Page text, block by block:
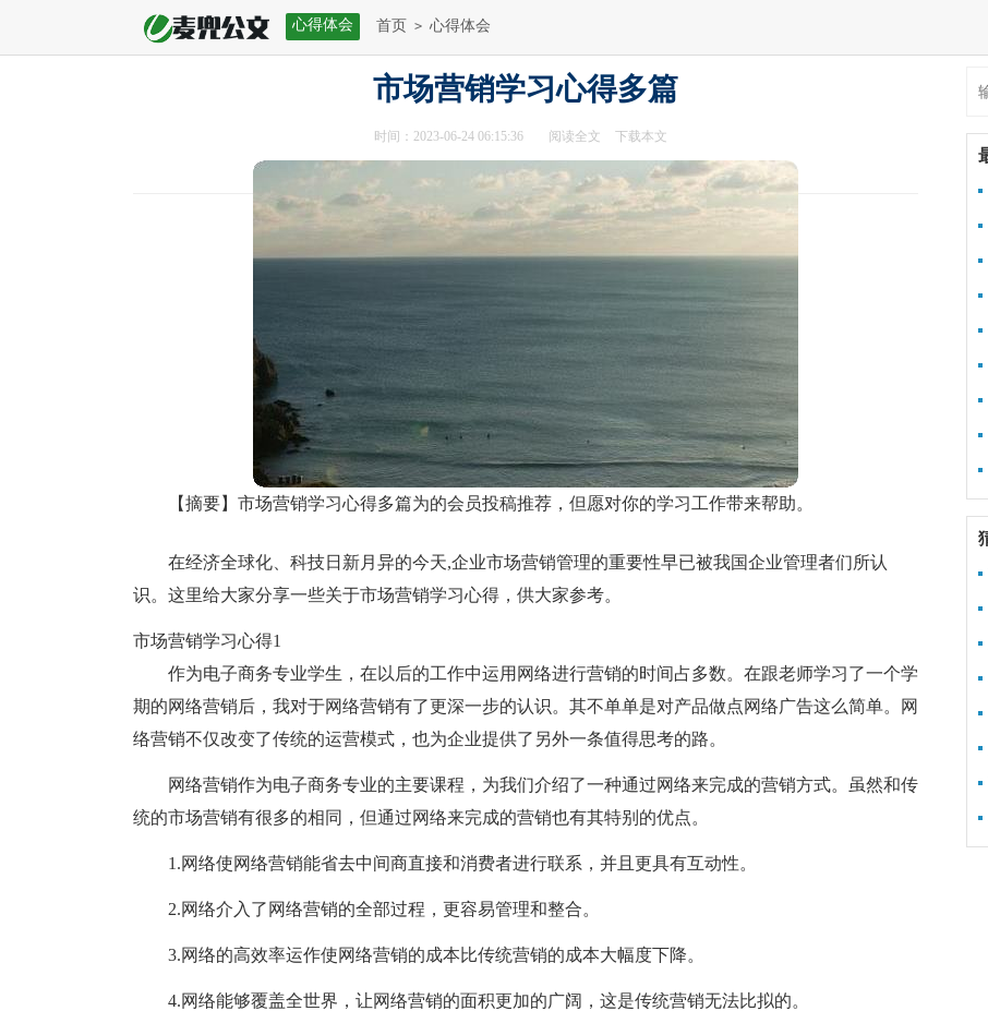
心得体会 首页 > 心得体会
市场营销学习心得多篇
时间：2023-06-24 06:15:36 阅读全文 下载本文
【摘要】市场营销学习心得多篇为的会员投稿推荐，但愿对你的学习工作带来帮助。
在经济全球化、科技日新月异的今天,企业市场营销管理的重要性早已被我国企业管理者们所认
识。这里给大家分享一些关于市场营销学习心得，供大家参考。
市场营销学习心得1
作为电子商务专业学生，在以后的工作中运用网络进行营销的时间占多数。在跟老师学习了一个学
期的网络营销后，我对于网络营销有了更深一步的认识。其不单单是对产品做点网络广告这么简单。网
络营销不仅改变了传统的运营模式，也为企业提供了另外一条值得思考的路。
网络营销作为电子商务专业的主要课程，为我们介绍了一种通过网络来完成的营销方式。虽然和传
统的市场营销有很多的相同，但通过网络来完成的营销也有其特别的优点。
1.网络使网络营销能省去中间商直接和消费者进行联系，并且更具有互动性。
2.网络介入了网络营销的全部过程，更容易管理和整合。
3.网络的高效率运作使网络营销的成本比传统营销的成本大幅度下降。
4.网络能够覆盖全世界，让网络营销的面积更加的广阔，这是传统营销无法比拟的。